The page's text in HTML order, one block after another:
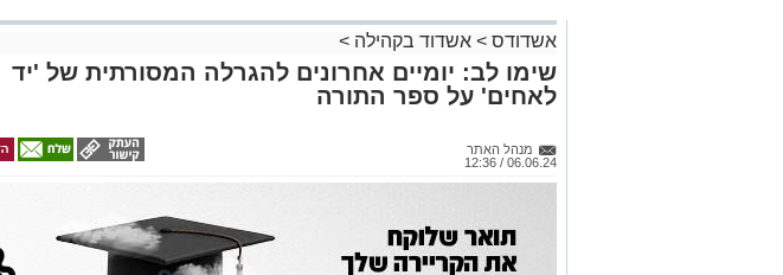
אשדודס > אשדוד בקהילה >
שימו לב: יומיים אחרונים להגרלה המסורתית של 'יד
לאחים' על ספר התורה
מנהל האתר
06.06.24 / 12:36